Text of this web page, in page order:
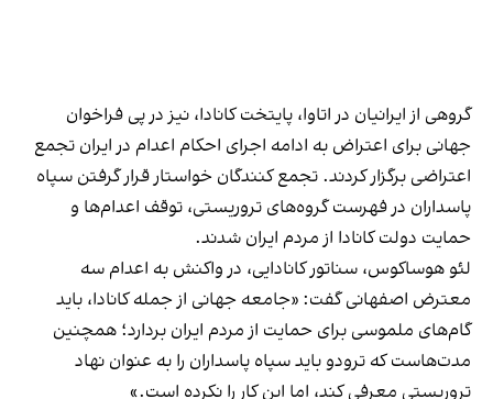
گروهی از ایرانیان در اتاوا، پایتخت کانادا، نیز در پی فراخوان
جهانی برای اعتراض به ادامه اجرای احکام اعدام در ایران تجمع
اعتراضی برگزار کردند. تجمع کنندگان خواستار قرار گرفتن سپاه
پاسداران در فهرست گروه‌های تروریستی، توقف اعدام‌ها و
حمایت دولت کانادا از مردم ایران شدند.
لئو هوساکوس، سناتور کانادایی، در واکنش به اعدام سه
معترض اصفهانی گفت: «جامعه جهانی از جمله کانادا، باید
گام‌های ملموسی برای حمایت از مردم ایران بردارد؛ همچنین
مدت‌هاست که ترودو باید سپاه پاسداران را به عنوان نهاد
تروریستی معرفی کند، اما این کار را نکرده است.»